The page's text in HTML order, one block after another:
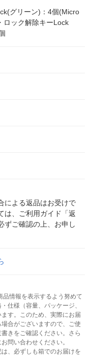
グリーン)：4個(Micro
ロック解除キーLock
による返品はお受けで
は、ご利用ガイド「返
ずご確認の上、お申し
情報を表示するよう努めて
仕様（容量、パッケージ、
す。このため、実際にお届
合がございますので、ご使
きをご確認ください。さら
問い合わせください。
、必ずしも箱でのお届けを